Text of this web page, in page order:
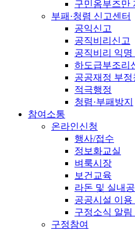
구민옴부즈만
부패·청렴 신고센터
공익신고
공직비리신고
공직비리 익명
하도급부조리
공공재정 부
적극행정
청렴·부패방지
참여소통
온라인신청
행사/접수
정보화교실
벼룩시장
보건교육
라돈 및 실내
공공시설 이용
구정소식 알림
구정참여